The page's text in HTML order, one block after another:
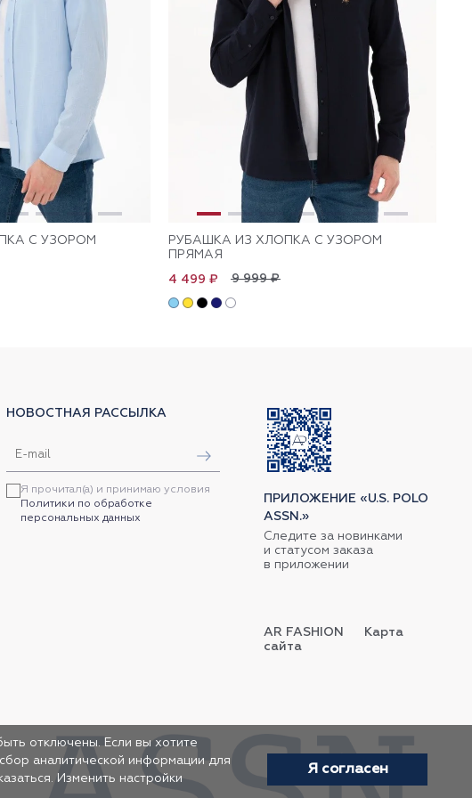
С УЗОРОМ
РУБАШКА ИЗ ХЛОПКА С УЗОРОМ
ПРЯМАЯ
9 999 ₽
4 499 ₽
НОВОСТНАЯ РАССЫЛКА
Я прочитал(а) и принимаю условия
Политики по обработке
персональных данных
ПРИЛОЖЕНИЕ «U.S. POLO
ASSN.»
Следите за новинками
и статусом заказа
в приложении
AR FASHION
Карта
сайта
отключены. Если вы хотите
аналитической информации для
Изменить настройки
Я согласен